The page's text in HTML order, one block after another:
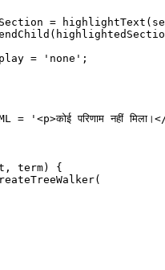
= highlightText
= 'none' ;
= '<p>कोई परिणाम नहीं
, term) {
(